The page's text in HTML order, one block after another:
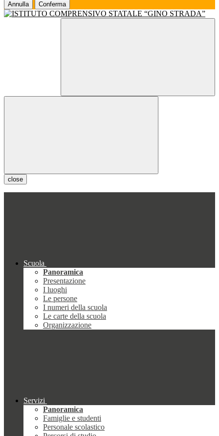
Annulla Conferma
close
Scuola
Panoramica
Presentazione
I luoghi
Le persone
I numeri della scuola
Le carte della scuola
Organizzazione
Servizi
Panoramica
Famiglie e studenti
Personale scolastico